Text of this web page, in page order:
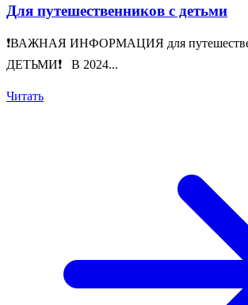
Для путешественников с детьми
❗️ВАЖНАЯ ИНФОРМАЦИЯ для
ДЕТЬМИ❗️ В 2024...
Читать